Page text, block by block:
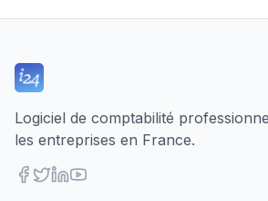
Logiciel de comptabilité
les entreprises en France.